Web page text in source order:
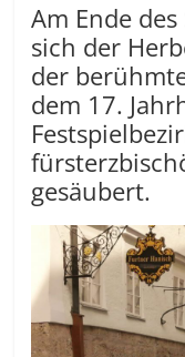
Am Ende
sich der
der
dem 17.
gesäubert.